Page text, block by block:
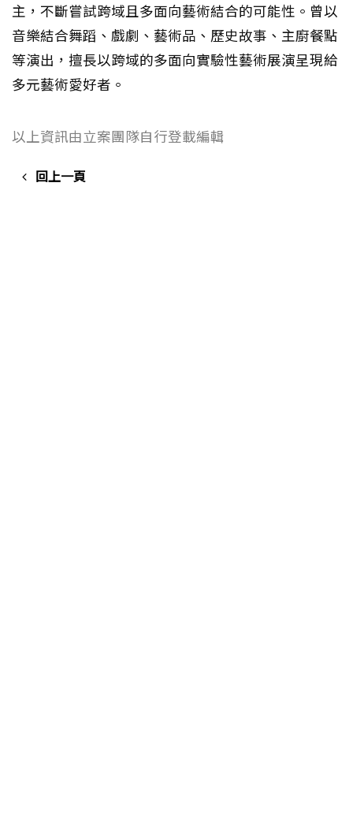
主，不斷嘗試跨域且多面向藝術結合的可能性。曾以
音樂結合舞蹈、戲劇、藝術品、歷史故事、主廚餐點
等演出，擅長以跨域的多面向實驗性藝術展演呈現給
多元藝術愛好者。
以上資訊由立案團隊自行登載編輯
回上一頁